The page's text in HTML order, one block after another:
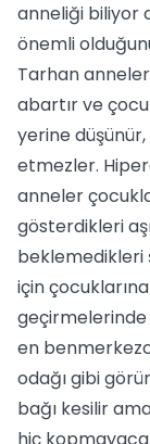
anneliği biliyor
önemli
Tarhan
abartır ve
yerine
etmezler.
anneler
gösterdikleri
beklemedikleri
için
geçirmelerinde
en
odağı gibi
bağı kesilir